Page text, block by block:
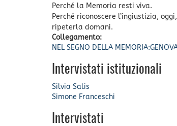
Perché la Memoria resti viva.
Perché riconoscere l’ingiustizia,
ripeterla domani.
Collegamento:
NEL SEGNO DELLA
Intervistati istituzionali
Silvia Salis
Simone Franceschi
Intervistati